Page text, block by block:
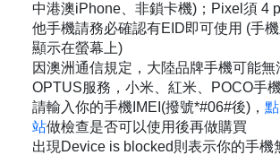
中港澳iPhone、非鎖卡機)；Pixel須 4
他手機請務必確認有EID即可使用 (手
顯示在螢幕上)
因澳洲通信規定，大陸品牌手機可能無
OPTUS服務，小米、紅米、POCO手
請輸入你的手機IMEI(撥號*#06#後)，
站做檢查是否可以使用後再做購買
出現Device is blocked則表示你的手機